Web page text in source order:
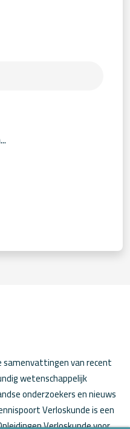
samenvattingen van recent
wetenschappelijk
onderzoekers en nieuws
Verloskunde is een